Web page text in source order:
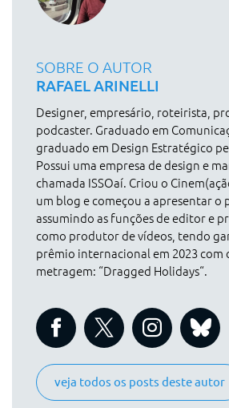
SOBRE O AUTOR
RAFAEL ARINELLI
Designer, empresário, roteirista,
podcaster. Graduado em
graduado em Design Estratégico
Possui uma empresa de design e
chamada ISSOaí. Criou o
um blog e começou a apresentar o
assumindo as funções de editor e
como produtor de vídeos, tendo
prêmio internacional em 2023 com
metragem: “Dragged Holidays“.
veja todos os posts deste autor